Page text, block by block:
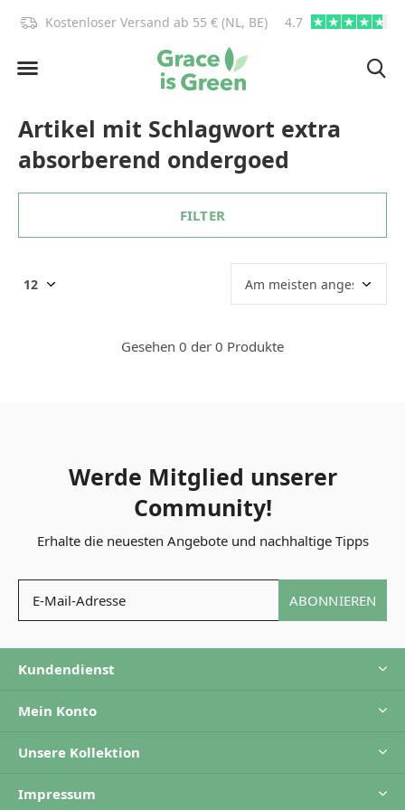
Kostenloser Versand ab 55 € (NL, BE) 4.7
Artikel mit Schlagwort extra
absorberend ondergoed
FILTER
Gesehen 0 der 0 Produkte
Werde Mitglied unserer
Community!
Erhalte die neuesten Angebote und nachhaltige Tipps
ABONNIEREN
Kundendienst
Mein Konto
Unsere Kollektion
Impressum